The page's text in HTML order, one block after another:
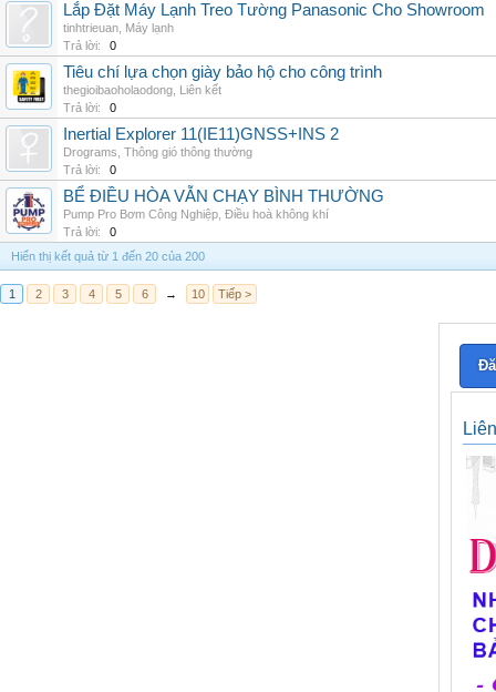
Lắp Đặt Máy Lạnh Treo Tường Panasonic Cho Showroom
tinhtrieuan Máy lạnh
Trả lời:
0
Tiêu chí lựa chọn giày bảo hộ cho công trình
thegioibaoholaodong Liên kết
Trả lời:
0
Inertial Explorer 11(IE11)GNSS+INS 2
Drograms Thông gió thông thường
Trả lời:
0
BỂ ĐIỀU HÒA VẪN CHẠY BÌNH THƯỜNG
Pump Pro Bơm Công Nghiệp Điều hoà không khí
Trả lời:
0
Hiển thị kết quả từ 1 đến 20 của 200
1 2 3 4 5 6 → 10 Tiếp >